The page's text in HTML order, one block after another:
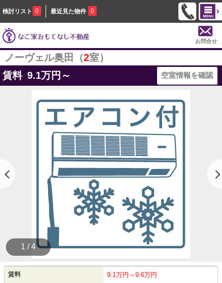
検討リスト 0 最近見た物件 0
お問合せ
ノーヴェル奥田（2室）
賃料 9.1万円～ 空室情報を確認
1 / 4
賃料 9.1万円～9.6万円